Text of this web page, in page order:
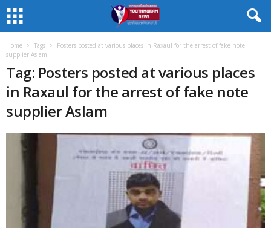
Home Tags
Posters posted at various places in Raxaul for the arrest of fake note
supplier Aslam
Tag: Posters posted at various places
in Raxaul for the arrest of fake note
supplier Aslam